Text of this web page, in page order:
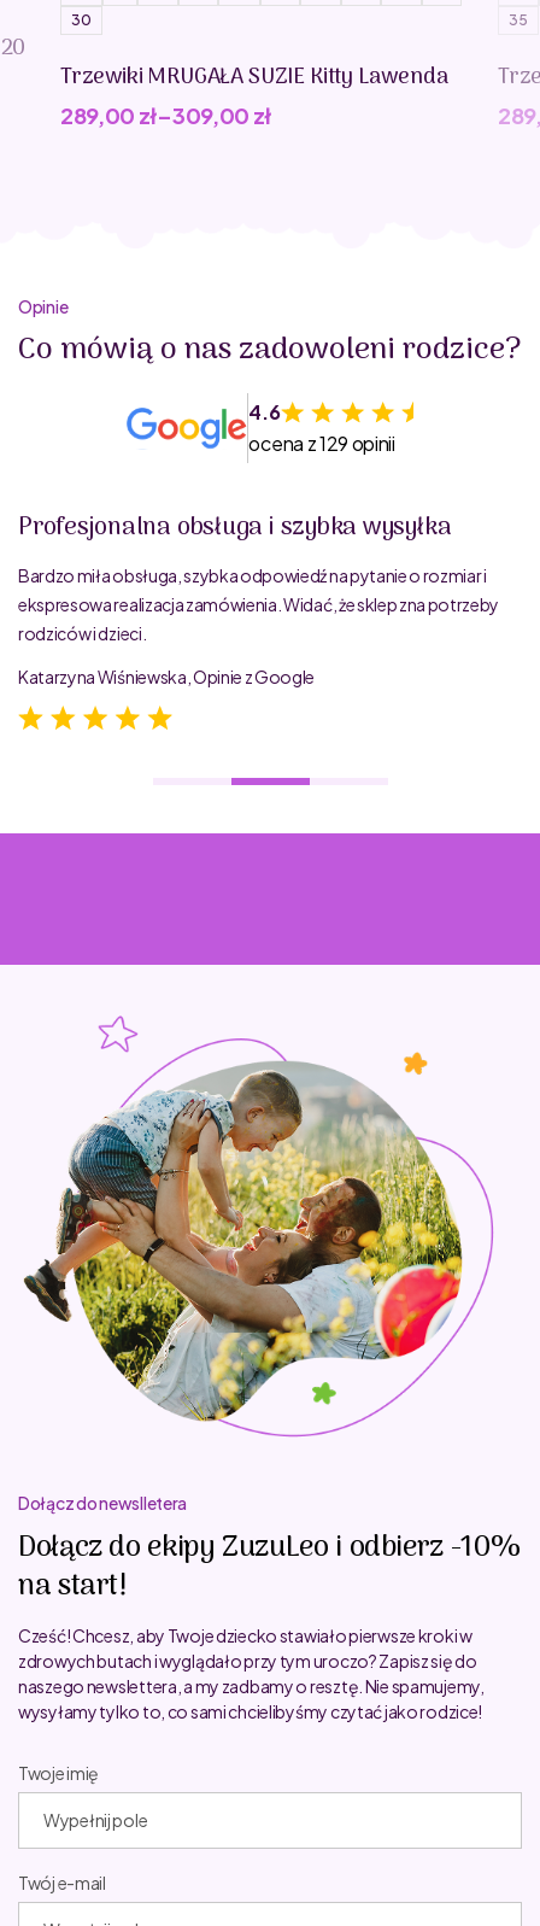
30
Trzewiki MRUGAŁA SUZIE Kitty Lawenda
289,00 zł–309,00 zł
35
Opinie
Co mówią o nas zadowoleni rodzice?
4.6
ocena z 129 opinii
Profesjonalna obsługa i szybka wysyłka
Bardzo miła obsługa, szybka odpowiedź na pytanie o rozmiar i
ekspresowa realizacja zamówienia. Widać, że sklep zna potrzeby
rodziców i dzieci.
Katarzyna Wiśniewska, Opinie z Google
Dołącz do newslletera
Dołącz do ekipy ZuzuLeo i odbierz -10%
na start!
Cześć! Chcesz, aby Twoje dziecko stawiało pierwsze kroki w
zdrowych butach i wyglądało przy tym uroczo? Zapisz się do
naszego newslettera, a my zadbamy o resztę. Nie spamujemy,
wysyłamy tylko to, co sami chcielibyśmy czytać jako rodzice!
Twoje imię
Twój e-mail